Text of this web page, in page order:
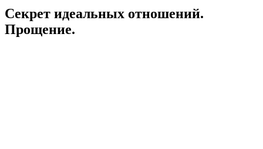
Секрет идеальных отношений.
Прощение.